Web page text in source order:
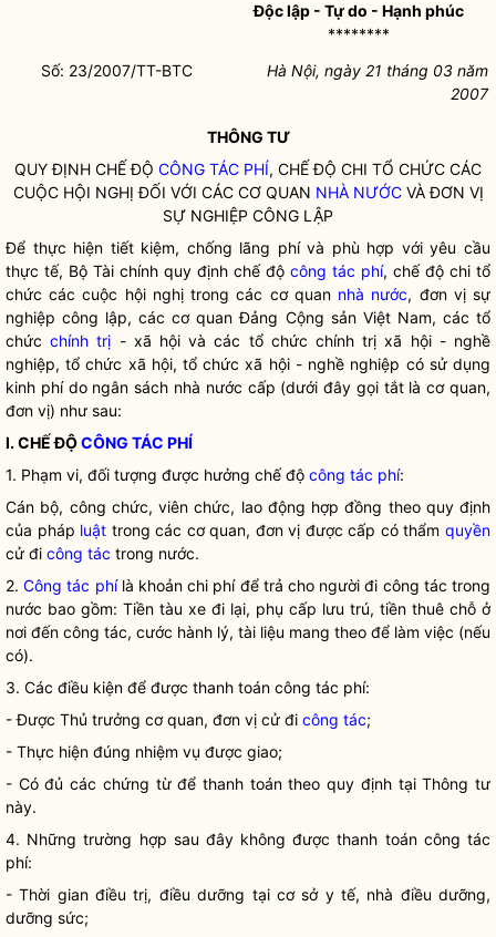
Độc lập - Tự do - Hạnh phúc
********
Số: 23/2007/TT-BTC
Hà Nội, ngày 21 tháng 03 năm
2007
THÔNG TƯ
QUY ĐỊNH CHẾ ĐỘ CÔNG TÁC PHÍ, CHẾ ĐỘ CHI TỔ CHỨC CÁC
CUỘC HỘI NGHỊ ĐỐI VỚI CÁC CƠ QUAN NHÀ NƯỚCVÀ ĐƠN VỊ
SỰ NGHIỆP CÔNG LẬP
Để thực hiện tiết kiệm, chống lãng phí và phù hợp với yêu cầu
thực tế, Bộ Tài chính quy định chế độ công tác phí, chế độ chi tổ
chức các cuộc hội nghị trong các cơ quan nhà nước, đơn vị sự
nghiệp công lập, các cơ quan Đảng Cộng sản Việt Nam, các tổ
chứcchính trị - xã hội và các tổ chứcchính trị xã hội - nghề
nghiệp, tổ chức xã hội, tổ chức xã hội - nghề nghiệp có sử dụng
kinh phí do ngân sách nhà nước cấp (dưới đây gọi tắt là cơ quan,
đơn vị) như sau:
I. CHẾ ĐỘCÔNG TÁC PHÍ
1. Phạm vi, đối tượng được hưởng chế độ công tác phí:
Cán bộ, công chức, viên chức, lao động hợp đồng theo quy định
của pháp luật trong các cơ quan, đơn vị được cấp có thẩmquyền
cử đi công tác trong nước.
2.Công tác phílà khoản chi phí để trả cho người đi công tác trong
nước bao gồm: Tiền tàu xe đi lại, phụ cấp lưu trú, tiền thuê chỗ ở
nơi đến công tác, cước hành lý, tài liệu mang theo để làm việc (nếu
có).
3. Các điều kiện để được thanh toán công tác phí:
- Được Thủ trưởng cơ quan, đơn vị cử đi công tác;
- Thực hiện đúng nhiệm vụ được giao;
- Có đủ các chứng từ để thanh toán theo quy định tại Thông tư
này.
4. Những trường hợp sau đây không được thanh toán công tác
phí:
- Thời gian điều trị, điều dưỡng tại cơ sở y tế, nhà điều dưỡng,
dưỡng sức;